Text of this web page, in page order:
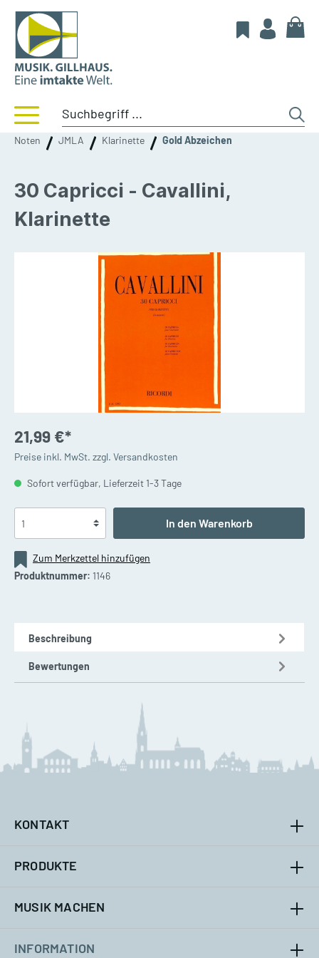
Noten JMLA Klarinette Gold Abzeichen
30 Capricci - Cavallini,
Klarinette
21,99 €*
Preise inkl. MwSt. zzgl. Versandkosten
Sofort verfügbar, Lieferzeit 1-3 Tage
In den Warenkorb
Zum Merkzettel hinzufügen
Produktnummer: 1146
Beschreibung
Bewertungen
KONTAKT
PRODUKTE
MUSIK MACHEN
INFORMATION